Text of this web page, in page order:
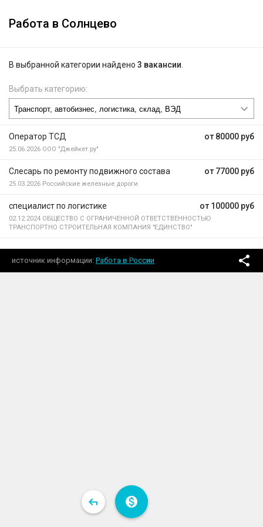
Работа в Солнцево
В выбранной категории найдено 3 вакансии
Выбрать категорию:
от 80000 руб
Оператор ТСД
25.06.2026 ООО "Джейкет.ру"
от 77000 руб
Слесарь по ремонту подвижного состава
25.03.2026 Российские железные дороги
от 100000 руб
специалист по логистике
02.12.2024 ОБЩЕСТВО С ОГРАНИЧЕННОЙ ОТВЕТСТВЕННОСТЬЮ
ТРАНСПОРТНО СТРОИТЕЛЬНАЯ КОМПАНИЯ "ЕДИНСТВО"
источник информации Работа в России